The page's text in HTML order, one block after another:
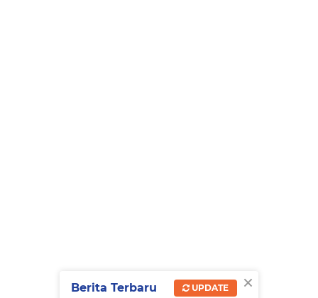
×
Berita Terbaru UPDATE